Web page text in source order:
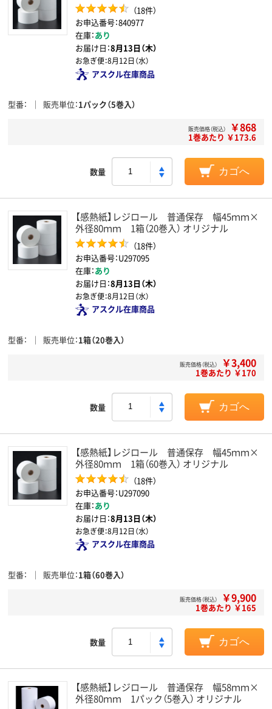
（18件）
お申込番号：840977
在庫：あり
お届け日：8月13日（木）
お急ぎ便：8月12日（水）
アスクル在庫商品
型番 販売単位 1パック（5巻入）
販売価格（税込） ￥868
1巻あたり ￥173.6
数量 カゴへ
【感熱紙】レジロール 普通保存 幅45ｍｍ×
外径80ｍｍ 1箱（20巻入） オリジナル
（18件）
お申込番号：U297095
在庫：あり
お届け日：8月13日（木）
お急ぎ便：8月12日（水）
アスクル在庫商品
型番 販売単位 1箱（20巻入）
販売価格（税込） ￥3,400
1巻あたり ￥170
数量 カゴへ
【感熱紙】レジロール 普通保存 幅45ｍｍ×
外径80ｍｍ 1箱（60巻入） オリジナル
（18件）
お申込番号：U297090
在庫：あり
お届け日：8月13日（木）
お急ぎ便：8月12日（水）
アスクル在庫商品
型番 販売単位 1箱（60巻入）
販売価格（税込） ￥9,900
1巻あたり ￥165
数量 カゴへ
【感熱紙】レジロール 普通保存 幅58ｍｍ×
外径80ｍｍ 1パック（5巻入） オリジナル